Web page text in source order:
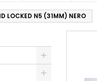
LOCKED N5 (31MM) NERO